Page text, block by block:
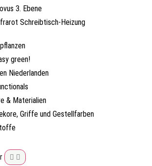
3. Ebene
Schreibtisch-Heizung
green!
Niederlanden
& Materialien
Griffe und Gestellfarben